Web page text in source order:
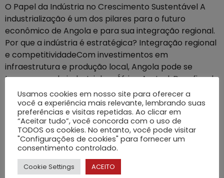
O Papel da Indústria no Crescimento Sustentável A
industrialização é um dos pilares para o futuro
econômico de Angola e para sua integração regional.
Por que a indústria é estratégica? Integração regional
e competitividadeCom investimentos em
infraestrutura e produção local, Angola pode se
tornar um polo industrial na África Austral. Desafios do
setor industrial
Diversificação da
Economia Angolana
Usamos cookies em nosso site para oferecer a
você a experiência mais relevante, lembrando suas
preferências e visitas repetidas. Ao clicar em
“Aceitar tudo”, você concorda com o uso de
TODOS os cookies. No entanto, você pode visitar
"Configurações de cookies" para fornecer um
consentimento controlado.
Cookie Settings ACEITO